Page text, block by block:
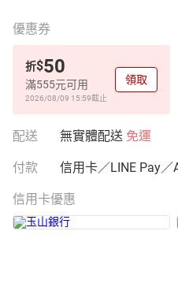
優惠券
折$50
滿555元可用
2026/08/09 15:59截止
領取
配送 無實體配送 免運
付款 信用卡／LINE Pay／
信用卡優惠